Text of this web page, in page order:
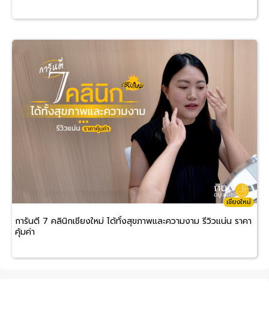
เชียงใหม่
การันตี 7 คลินิกเชียงใหม่ ได้ทั้งสุขภาพและความงาม รีวิวแน่น ราคา
คุ้มค่า